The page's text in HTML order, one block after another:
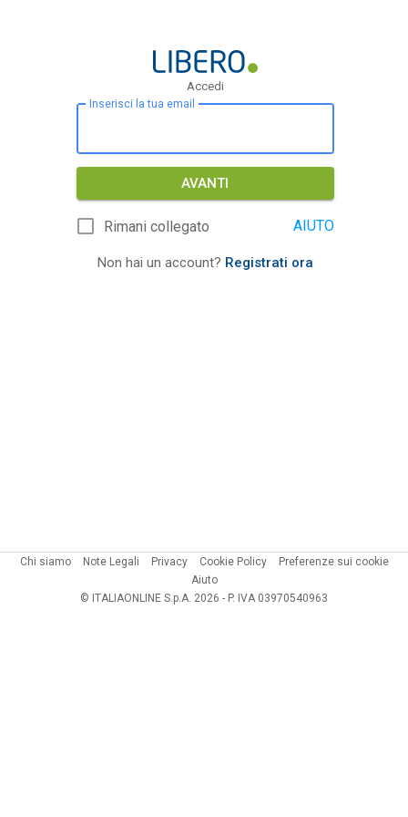
Accedi
Inserisci la tua email
AVANTI
Rimani collegato AIUTO
Non hai un account? Registrati ora
Chi siamo Note Legali Privacy Cookie Policy
Preferenze sui cookie
Aiuto
© ITALIAONLINE S.p.A. 2026 - P. IVA 03970540963